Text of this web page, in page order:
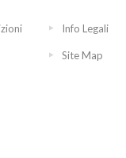
Info Legali
Site Map